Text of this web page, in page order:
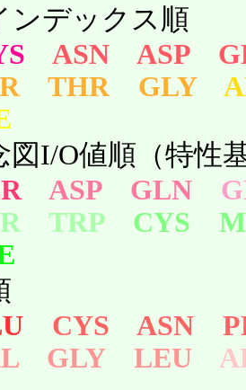
ンデックス順
ASN ASP
THR GLY
図I/O値順（特性
ASP GLN
TRP
CYS
CYS ASN
GLY LEU